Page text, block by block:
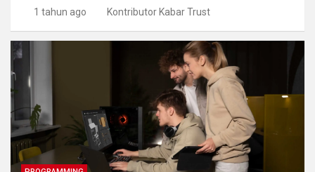
1 tahun ago Kontributor Kabar Trust